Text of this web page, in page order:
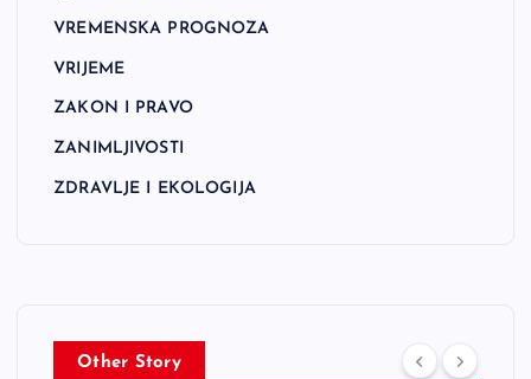
VREMENSKA PROGNOZA
VRIJEME
ZAKON I PRAVO
ZANIMLJIVOSTI
ZDRAVLJE I EKOLOGIJA
Other Story